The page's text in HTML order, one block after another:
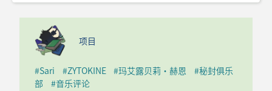
项目
#Sari #ZYTOKINE #玛艾露贝莉·赫恩
#秘封俱乐
部
#音乐评论